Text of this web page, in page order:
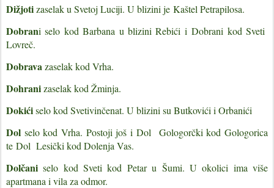
Dižjotizaselak u Svetoj Luciji. U blizini je Kaštel Petrapilosa.
Dobrani selo kod Barbana u blizini Rebići iDobrani kod Sveti
Lovreč.
Dobravazaselak kod Vrha.
Dohranizaselak kod Žminja.
Dokićiselo kod Svetivinčenat. U blizini su Butkovići i Orbanići
Dol selo kod Vrha. Postoji još iDol Gologorčki kod Gologorica
te Dol Lesički kod Dolenja Vas.
Dolčani selo kod Sveti kod Petar u Šumi. U okolici ima više
apartmana i vila za odmor.